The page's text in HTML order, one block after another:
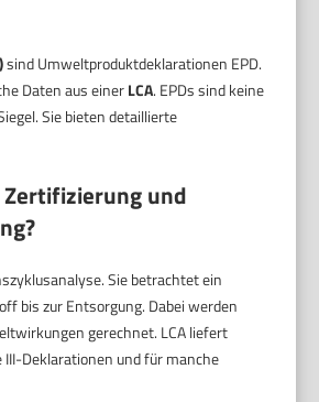
sind Umweltproduktdeklarationen EPD.
Daten aus einerLCA. EPDs sind keine
Sie bieten detaillierte
Zertifizierung und
Sie betrachtet ein
bis zur Entsorgung. Dabei werden
gerechnet. LCA liefert
III-Deklarationen und für manche